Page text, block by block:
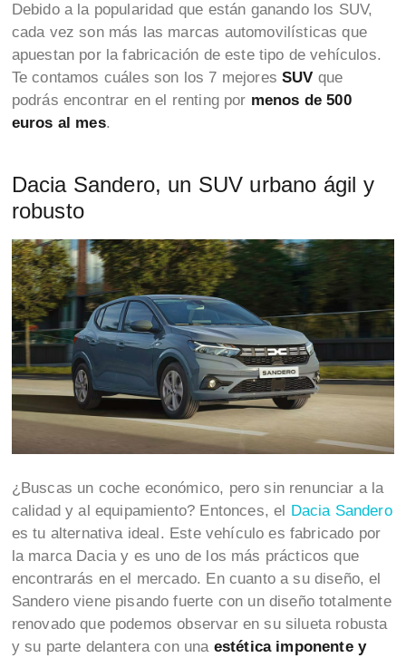
Debido a la popularidad que están ganando los SUV,
cada vez son más las marcas automovilísticas que
apuestan por la fabricación de este tipo de vehículos.
Te contamos cuáles son los 7 mejoresSUV que
podrás encontrar en el renting por menos de 500
euros al mes.
Dacia Sandero, un SUV urbano ágil y
robusto
¿Buscas un coche económico, pero sin renunciar a la
calidad y al equipamiento? Entonces, el
Dacia Sandero
es tu alternativa ideal. Este vehículo es fabricado por
la marca Dacia y es uno de los más prácticos que
encontrarás en el mercado. En cuanto a su diseño, el
Sandero viene pisando fuerte con un diseño totalmente
renovado que podemos observar en su silueta robusta
y su parte delantera con unaestética imponente y